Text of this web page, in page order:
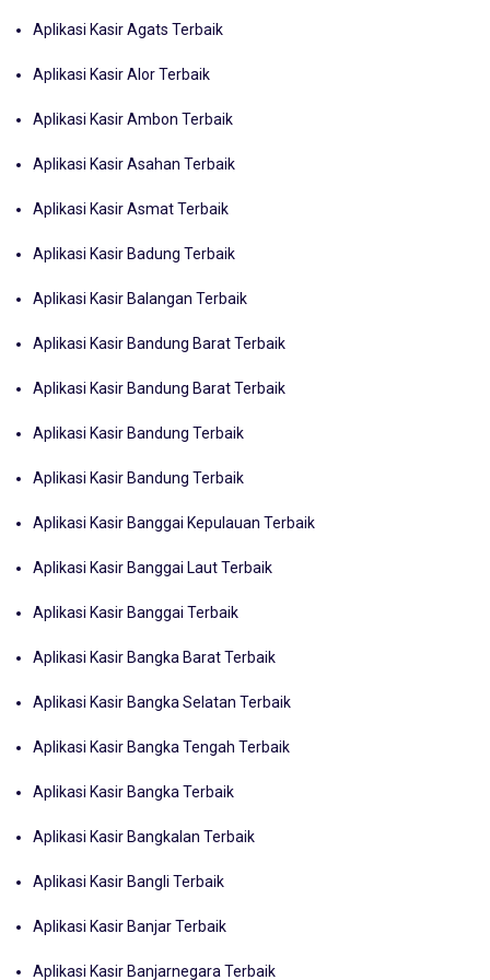
Aplikasi Kasir Agats Terbaik
Aplikasi Kasir Alor Terbaik
Aplikasi Kasir Ambon Terbaik
Aplikasi Kasir Asahan Terbaik
Aplikasi Kasir Asmat Terbaik
Aplikasi Kasir Badung Terbaik
Aplikasi Kasir Balangan Terbaik
Aplikasi Kasir Bandung Barat Terbaik
Aplikasi Kasir Bandung Barat Terbaik
Aplikasi Kasir Bandung Terbaik
Aplikasi Kasir Bandung Terbaik
Aplikasi Kasir Banggai Kepulauan Terbaik
Aplikasi Kasir Banggai Laut Terbaik
Aplikasi Kasir Banggai Terbaik
Aplikasi Kasir Bangka Barat Terbaik
Aplikasi Kasir Bangka Selatan Terbaik
Aplikasi Kasir Bangka Tengah Terbaik
Aplikasi Kasir Bangka Terbaik
Aplikasi Kasir Bangkalan Terbaik
Aplikasi Kasir Bangli Terbaik
Aplikasi Kasir Banjar Terbaik
Aplikasi Kasir Banjarnegara Terbaik